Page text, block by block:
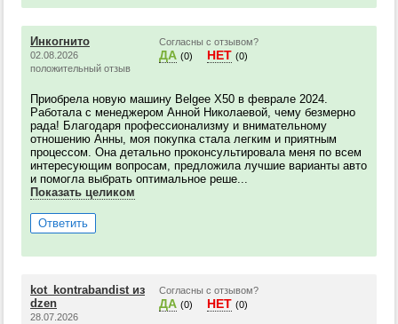
Инкогнито
02.08.2026
положительный отзыв
Согласны с отзывом?
ДА (0) НЕТ (0)
Приобрела новую машину Belgee X50 в феврале 2024.
Работала с менеджером Анной Николаевой, чему безмерно
рада! Благодаря профессионализму и внимательному
отношению Анны, моя покупка стала легким и приятным
процессом. Она детально проконсультировала меня по всем
интересующим вопросам, предложила лучшие варианты авто
и помогла выбрать оптимальное реше...
Показать целиком
Ответить
kot_kontrabandist из
dzen
28.07.2026
Согласны с отзывом?
ДА (0) НЕТ (0)